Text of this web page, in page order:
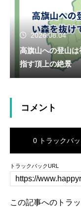
2026.08.04
高旗山への登山
指す頂上の絶景
コメント
0 トラックバッ
トラックバックURL
この記事へのトラ